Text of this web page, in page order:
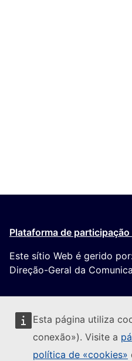
Esta página utiliza
conexão»). Visite a
política de «cookies»
Plataforma de
Este sítio Web é gerido
Direção-Geral da